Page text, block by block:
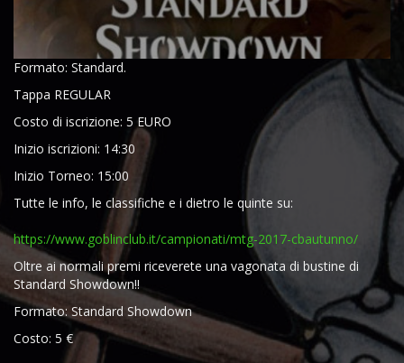
Formato: Standard.
Tappa REGULAR
Costo di iscrizione: 5 EURO
Inizio iscrizioni: 14:30
Inizio Torneo: 15:00
Tutte le info, le classifiche e i dietro le quinte su:
https://www.goblinclub.it/campionati/mtg-2017-cbautunno/
Oltre ai normali premi riceverete una vagonata di bustine di
Standard Showdown!!
Formato: Standard Showdown
Costo: 5 €